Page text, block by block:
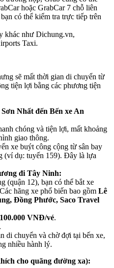
hoặc GrabCar 7 chỗ liên
có thể kiểm tra trực tiếp trên
khác như Dichung.vn,
Taxi.
sẽ mất thời gian di chuyển từ
tiện lợi bằng các phương tiện
Nhất đến Bến xe An
chóng và tiện lợi, mất khoảng
giao thông.
xe buýt công cộng từ sân bay
(ví dụ: tuyến 159). Đây là lựa
đi Tây Ninh:
(quận 12), bạn có thể bắt xe
hãng xe phổ biến bao gồm Lê
Đồng Phước, Saco Travel
VNĐ/vé.
di chuyển và chờ đợi tại bến xe,
nhiều hành lý.
cho quãng đường xa):